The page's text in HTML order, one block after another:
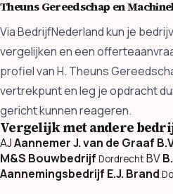
Theuns Gereedschap en
Via BedrijfNederland kun je
vergelijken en een
profiel van H. Theuns
vertrekpunt en leg je opdracht
gericht kunnen reageren.
Vergelijk met andere
AJAannemer J. van de Graaf
M&S Bouwbedrijf DordrechtBV
Aannemingsbedrijf E.J. Brand